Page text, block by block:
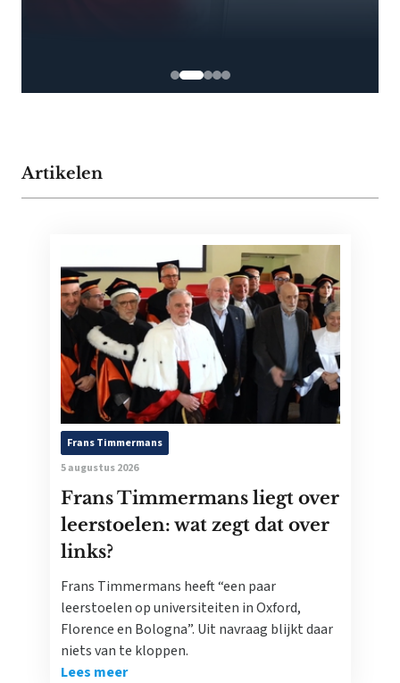
Artikelen
Frans Timmermans
5 augustus 2026
Frans Timmermans liegt over
leerstoelen: wat zegt dat over
links?
Frans Timmermans heeft “een paar
leerstoelen op universiteiten in Oxford,
Florence en Bologna”. Uit navraag blijkt daar
niets van te kloppen.
Lees meer